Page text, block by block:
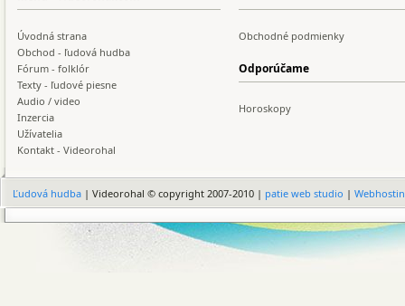
Úvodná strana
Obchod - ľudová hudba
Fórum - folklór
Texty - ľudové piesne
Audio / video
Inzercia
Užívatelia
Kontakt - Videorohal
Obchodné podmienky
Odporúčame
Horoskopy
Ľudová hudba | Videorohal © copyright 2007-2010 | patie web studio |